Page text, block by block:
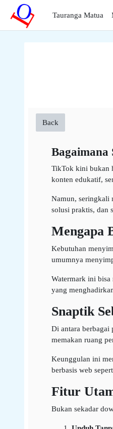
Skip to main content
Tauranga Matua
Back
TikTok kini bukan
konten edukatif,
Namun, seringkali
solusi praktis, dan
Mengapa
Kebutuhan
umumnya
Watermark ini
yang
Snaptik
Di antara berbagai
memakan ruang
Keunggulan ini
berbasis web
Fitur
Bukan sekadar